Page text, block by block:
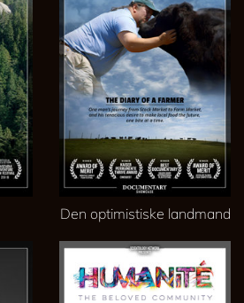
Den optimistiske landmand